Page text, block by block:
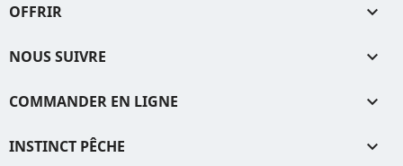
OFFRIR 
NOUS SUIVRE 
COMMANDER EN LIGNE 
INSTINCT PÊCHE 